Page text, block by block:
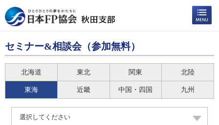
セミナー&相談会（参加無料）
北海道 東北 関東 北陸
東海 近畿 中国・四国 九州
選択してください